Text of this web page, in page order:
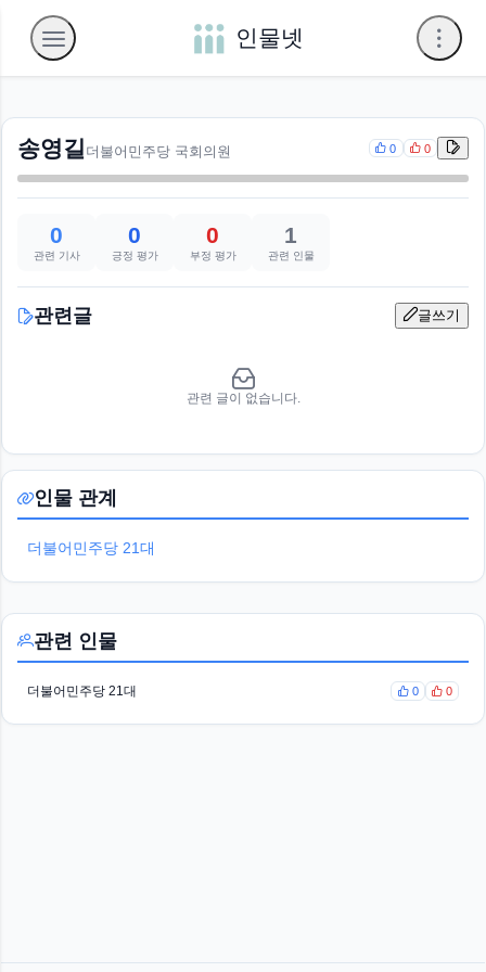
인물넷
송영길 더불어민주당 국회의원 0 0
0
관련 기사
0
긍정 평가
0
부정 평가
1
관련 인물
관련글 글쓰기
관련 글이 없습니다.
인물 관계
더불어민주당 21대
관련 인물
더불어민주당 21대 0 0